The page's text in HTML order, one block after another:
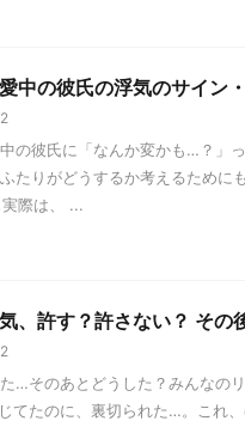
中の彼氏の浮気のサイン
の彼氏に「なんか変かも…？」
たりがどうするか考えるために
実際は、 ...
、許す？許さない？ その
…そのあとどうした？みんなの
てたのに、裏切られた…。これ